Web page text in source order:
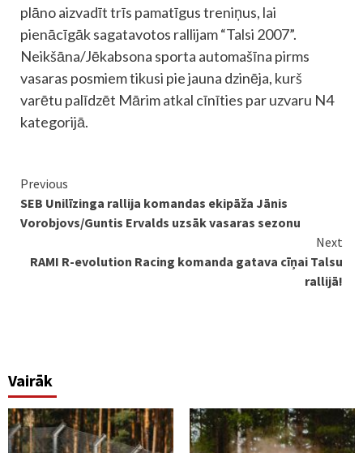
plāno aizvadīt trīs pamatīgus treniņus, lai
pienācīgāk sagatavotos rallijam “Talsi 2007”.
Neikšāna/Jēkabsona sporta automašīna pirms
vasaras posmiem tikusi pie jauna dzinēja, kurš
varētu palīdzēt Mārim atkal cīnīties par uzvaru N4
kategorijā.
Continue
Reading
Previous
SEB Unilīzinga rallija komandas ekipāža Jānis
Vorobjovs/Guntis Ervalds uzsāk vasaras sezonu
Next
RAMI R-evolution Racing komanda gatava cīņai Talsu
rallijā!
Vairāk